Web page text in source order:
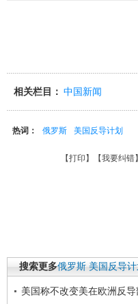
相关栏目： 中国新闻
热词： 俄罗斯 美国反导计划
【打印 】【我要纠错
搜索更多俄罗斯 美国反导计
美国称不改变美在欧洲反